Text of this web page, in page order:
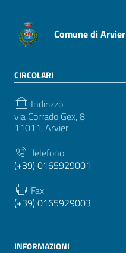
Comune di Arvier
CIRCOLARI
Indirizzo
via Corrado Gex, 8
11011, Arvier
Telefono
(+39) 0165929001
Fax
(+39) 0165929003
INFORMAZIONI